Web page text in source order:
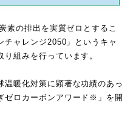
素の排出を実質ゼロとするこ
チャレンジ2050」というキャ
組みを行っています。
温暖化対策に顕著な功績のあっ
ゼロカーボンアワード※」を開